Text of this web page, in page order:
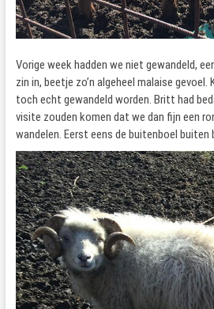
Vorige week hadden we niet gewandeld,
zin in, beetje zo’n algeheel malaise
toch echt gewandeld worden. Britt had
visite zouden komen dat we dan fijn een
wandelen. Eerst eens de buitenboel buiten